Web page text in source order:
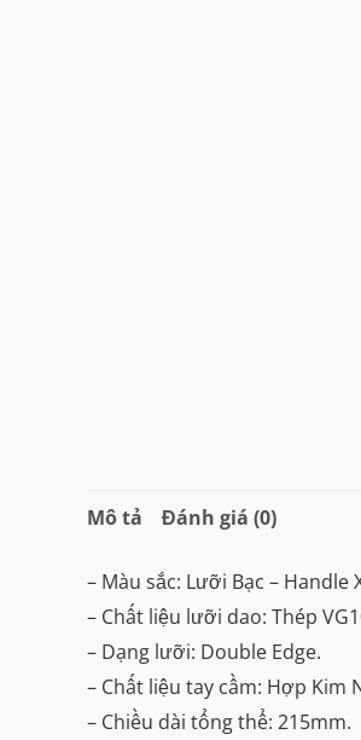
Mô tả Đánh giá (0)
– Màu sắc: Lưỡi Bạc – Handle
– Chất liệu lưỡi dao: Thép
– Dạng lưỡi: Double Edge.
– Chất liệu tay cầm: Hợp Kim
– Chiều dài tổng thể: 215mm.